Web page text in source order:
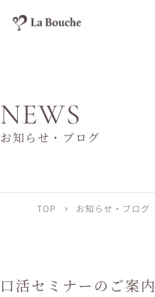
NEWS
お知らせ・ブログ
TOP chevron_right お知らせ・ブログ
口活セミナーのご案内